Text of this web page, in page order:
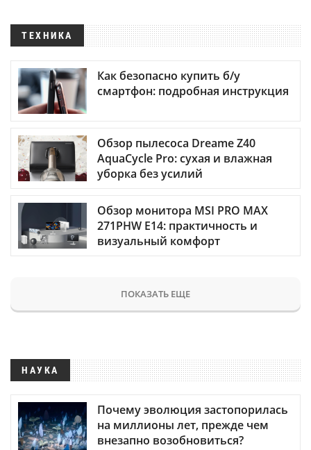
ТЕХНИКА
Как безопасно купить б/у
смартфон: подробная инструкция
Обзор пылесоса Dreame Z40
AquaCycle Pro: сухая и влажная
уборка без усилий
Обзор монитора MSI PRO MAX
271PHW E14: практичность и
визуальный комфорт
ПОКАЗАТЬ ЕЩЕ
НАУКА
Почему эволюция застопорилась
на миллионы лет, прежде чем
внезапно возобновиться?